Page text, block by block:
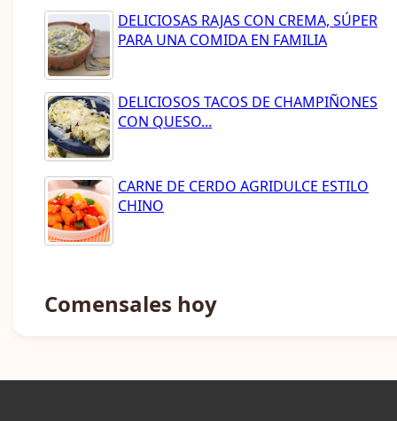
DELICIOSAS RAJAS CON CREMA, SÚPER
PARA UNA COMIDA EN FAMILIA
DELICIOSOS TACOS DE CHAMPIÑONES
CON QUESO...
CARNE DE CERDO AGRIDULCE ESTILO
CHINO
Comensales hoy